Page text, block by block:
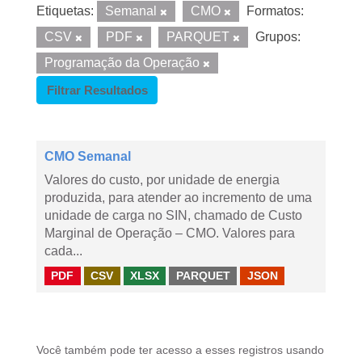
Etiquetas: Semanal CMO
Formatos:
CSV
PDF PARQUET
Grupos:
Programação da Operação
Filtrar Resultados
CMO Semanal
Valores do custo, por unidade de energia
produzida, para atender ao incremento de uma
unidade de carga no SIN, chamado de Custo
Marginal de Operação – CMO. Valores para
cada...
PDF CSV XLSX PARQUET JSON
Você também pode ter acesso a esses registros usando